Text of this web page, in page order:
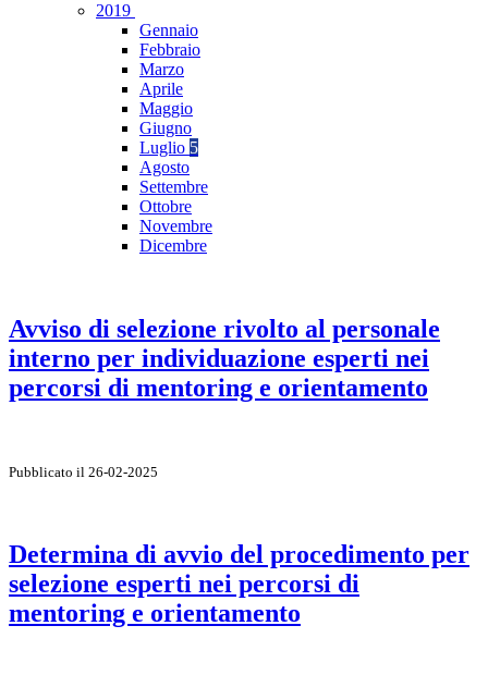
2019
Gennaio
Febbraio
Marzo
Aprile
Maggio
Giugno
Luglio 5
Agosto
Settembre
Ottobre
Novembre
Dicembre
Avviso di selezione rivolto al personale
interno per individuazione esperti nei
percorsi di mentoring e orientamento
Pubblicato il 26-02-2025
Determina di avvio del procedimento per
selezione esperti nei percorsi di
mentoring e orientamento